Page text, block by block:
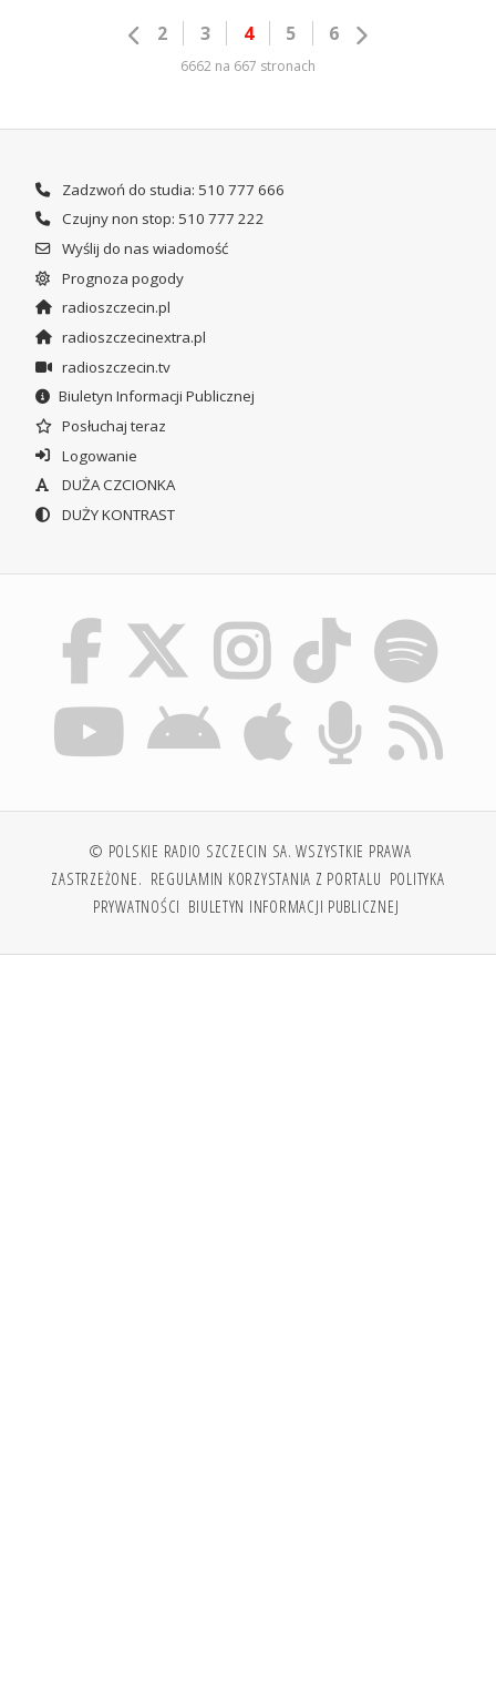
2 3 4 5 6
6662 na 667 stronach
Zadzwoń do studia: 510 777 666
Czujny non stop: 510 777 222
Wyślij do nas wiadomość
Prognoza pogody
radioszczecin.pl
radioszczecinextra.pl
radioszczecin.tv
Biuletyn Informacji Publicznej
Posłuchaj teraz
Logowanie
DUŻA CZCIONKA
DUŻY KONTRAST
© POLSKIE RADIO SZCZECIN SA. WSZYSTKIE PRAWA
ZASTRZEŻONE. REGULAMIN KORZYSTANIA Z PORTALU POLITYKA
PRYWATNOŚCI BIULETYN INFORMACJI PUBLICZNEJ